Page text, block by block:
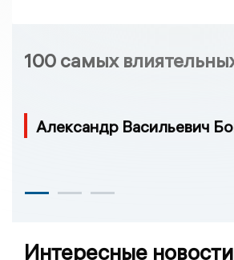
100 самых
Александр Васильевич
Интересные новости